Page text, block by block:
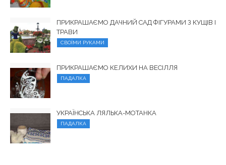
ПРИКРАШАЄМО ДАЧНИЙ САД ФІГУРАМИ З КУЩІВ І
ТРАВИ
СВОЇМИ РУКАМИ
ПРИКРАШАЄМО КЕЛИХИ НА ВЕСІЛЛЯ
ПАДАЛКА
УКРАЇНСЬКА ЛЯЛЬКА-МОТАНКА
ПАДАЛКА